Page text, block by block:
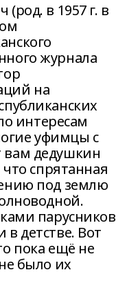
в 1957 г. в
журнала
на
интересам
уфимцы с
вам дедушкин
спрятанная
под землю
парусников
детстве. Вот
пока ещё не
было их